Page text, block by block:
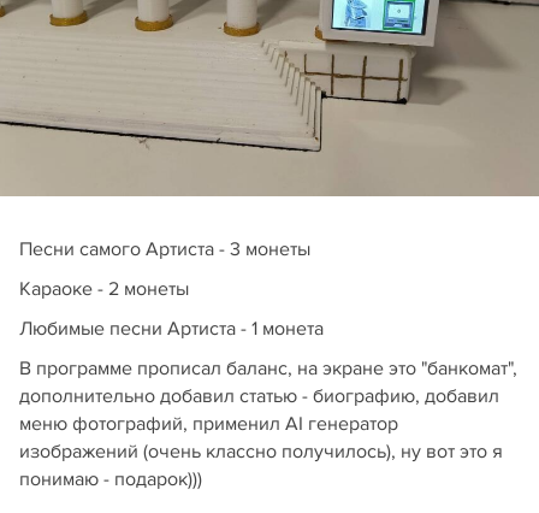
Песни самого Артиста - 3 монеты
Караоке - 2 монеты
Любимые песни Артиста - 1 монета
В программе прописал баланс, на экране это "банкомат",
дополнительно добавил статью - биографию, добавил
меню фотографий, применил AI генератор
изображений (очень классно получилось), ну вот это я
понимаю - подарок)))